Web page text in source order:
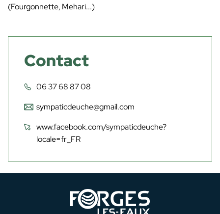
(Fourgonnette, Mehari...)
Contact
06 37 68 87 08
sympaticdeuche@gmail.com
www.facebook.com/sympaticdeuche?
locale=fr_FR